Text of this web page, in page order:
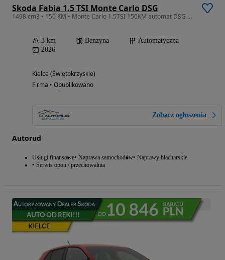
Skoda Fabia 1.5 TSI Monte Carlo DSG
1498 cm3 • 150 KM • Monte Carlo 1.5TSI 150KM automat DSG Winter Plus Comfort Plus Park&Go
3 km Benzyna
Automatyczna
2026
Kielce (Świętokrzyskie)
Firma • Opublikowano
Zobacz ogłoszenia
Autorud
Usługi finansowe Naprawa samochodów Naprawy blacharskie
Serwis opon / przechowalnia